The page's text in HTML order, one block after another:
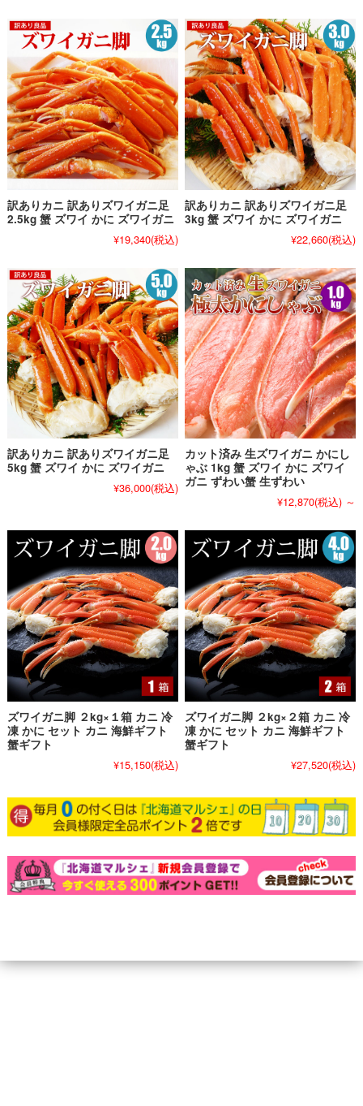
訳ありカニ 訳ありズワイガニ足
2.5kg 蟹 ズワイ かに ズワイガニ
¥19,340(税込)
訳ありカニ 訳ありズワイガニ足
3kg 蟹 ズワイ かに ズワイガニ
¥22,660(税込)
訳ありカニ 訳ありズワイガニ足
5kg 蟹 ズワイ かに ズワイガニ
¥36,000(税込)
カット済み 生ズワイガニ かにし
ゃぶ 1kg 蟹 ズワイ かに ズワイ
ガニ ずわい蟹 生ずわい
¥12,870(税込) ～
ズワイガニ脚 ２kg×１箱 カニ 冷
凍 かに セット カニ 海鮮ギフト
蟹ギフト
¥15,150(税込)
ズワイガニ脚 ２kg×２箱 カニ 冷
凍 かに セット カニ 海鮮ギフト
蟹ギフト
¥27,520(税込)